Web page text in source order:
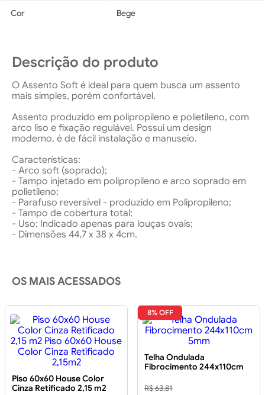
Cor Bege
Descrição do produto
O Assento Soft é ideal para quem busca um assento
mais simples, porém confortável.
Assento produzido em polipropileno e polietileno, com
arco liso e fixação regulável. Possui um design
moderno, é de fácil instalação e manuseio.
Características:
- Arco soft (soprado);
- Tampo injetado em polipropileno e arco soprado em
polietileno;
- Parafuso reversível - produzido em Polipropileno;
- Tampo de cobertura total;
- Uso: Indicado apenas para louças ovais;
- Dimensões 44,7 x 38 x 4cm.
OS MAIS ACESSADOS
Piso 60x60 House Color
Cinza Retificado 2,15 m2
8% OFF
Telha Ondulada
Fibrocimento 244x110cm
R$ 63,81